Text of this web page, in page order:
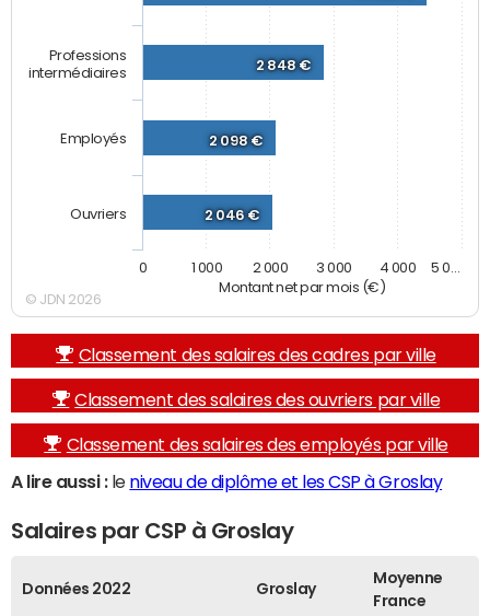
Montant net par mois (€)
2 848 €
2 098 €
2 046 €
Professions
intermédiaires
Employés
Ouvriers
0 1 000 2 000 3 000 4 000 5 0…
© JDN 2026
Classement des salaires des cadres par ville
Classement des salaires des ouvriers par ville
Classement des salaires des employés par ville
A lire aussi :le niveau de diplôme et les CSP à Groslay
Salaires par CSP à Groslay
Données 2022 Groslay
Moyenne
France